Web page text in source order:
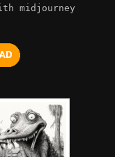
midjourney